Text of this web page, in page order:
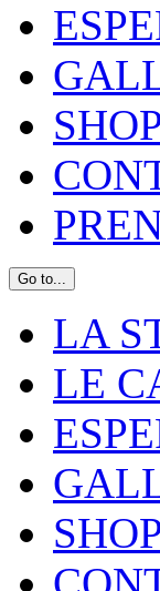
Go to...
LA
LE